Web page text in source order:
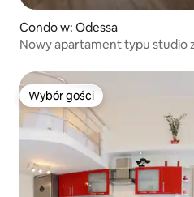
Condo w: Odessa
Nowy apartament typu studio
Wybór gości
Wybór gości